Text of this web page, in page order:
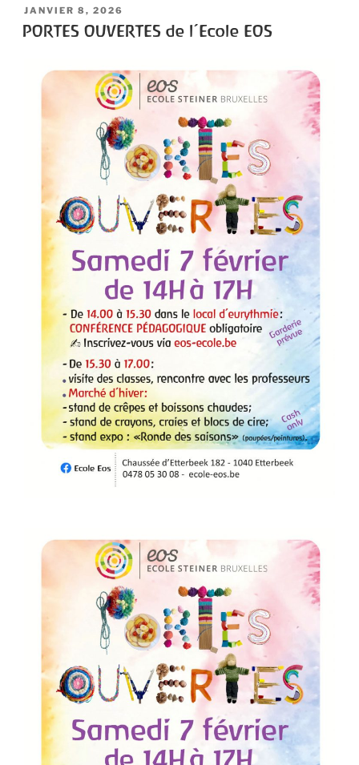
JANVIER 8, 2026
PORTES OUVERTES de l’Ecole EOS